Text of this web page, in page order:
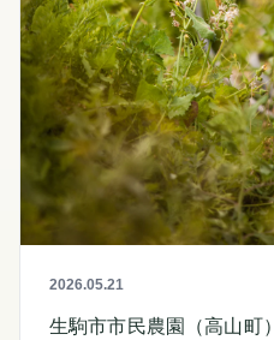
2026.05.21
生駒市市民農園（高山町）